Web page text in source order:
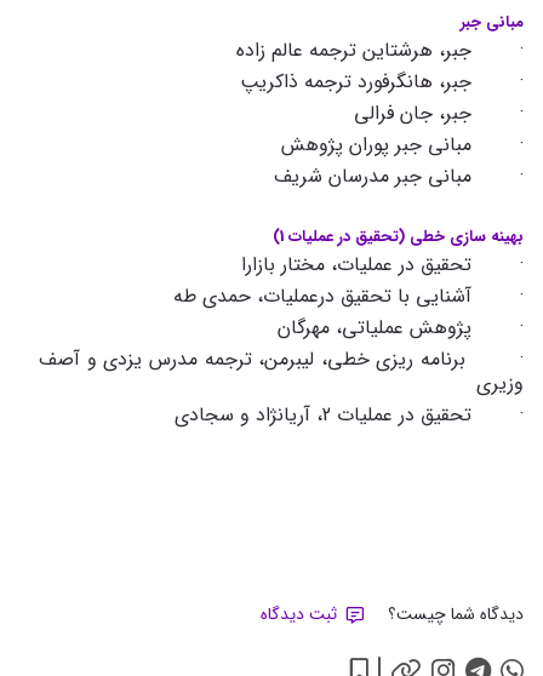
مبانی جبر
· جبر، هرشتاین ترجمه عالم زاده
· جبر، هانگرفورد ترجمه ذاکریپ
· جبر، جان فرالی
· مبانی جبر پوران پژوهش
· مبانی جبر مدرسان شریف
بهینه سازی خطی (تحقیق در عملیات 1)
· تحقیق در عملیات، مختار بازارا
· آشنایی با تحقیق درعملیات، حمدی طه
· پژوهش عملیاتی، مهرگان
· برنامه ­ریزی خطی، لیبرمن، ترجمه مدرس یزدی و آصف
وزیری
· تحقیق در عملیات 2، آریانژاد و سجادی
دیدگاه شما چیست؟ ثبت دیدگاه